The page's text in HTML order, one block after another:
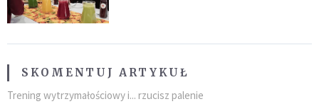
SKOMENTUJ ARTYKUŁ
Trening wytrzymałościowy i... rzucisz palenie